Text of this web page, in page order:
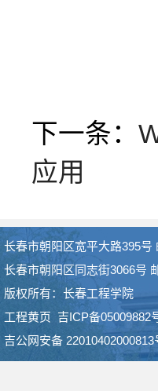
下一条：
应用
长春市朝阳区宽平大路395号
长春市朝阳区同志街3066号
版权所有：长春工程学院
工程黄页 吉ICP备05009882
吉公网安备 22010402000813